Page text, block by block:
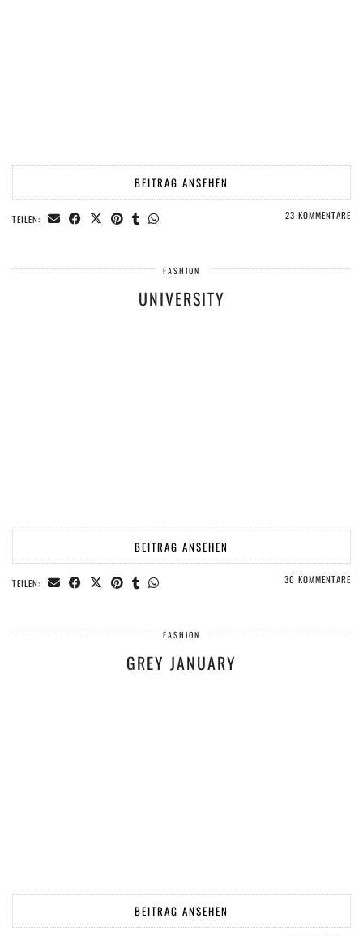
BEITRAG ANSEHEN
TEILEN: 23 KOMMENTARE
FASHION
UNIVERSITY
BEITRAG ANSEHEN
TEILEN: 30 KOMMENTARE
FASHION
GREY JANUARY
BEITRAG ANSEHEN